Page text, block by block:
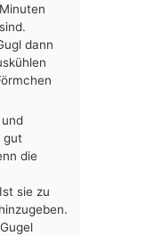
dann
gut
die
sie zu